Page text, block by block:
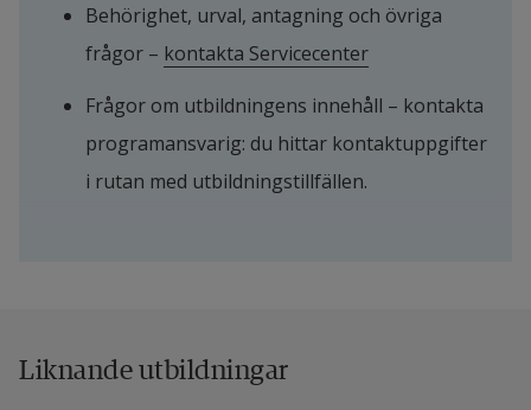
Behörighet, urval, antagning och övriga
frågor – kontakta Servicecenter
Frågor om utbildningens innehåll – kontakta
programansvarig: du hittar kontaktuppgifter
i rutan med utbildningstillfällen.
Liknande utbildningar